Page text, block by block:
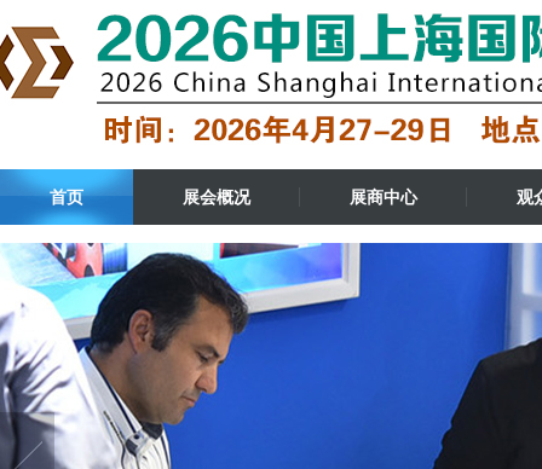
首页 展会概况 展商中心 观